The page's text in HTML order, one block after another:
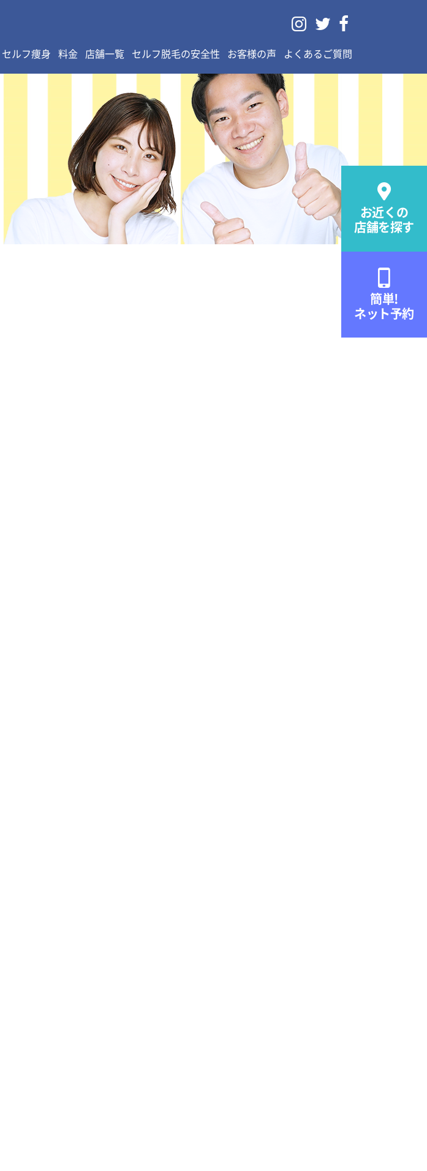
  
セルフ痩身 料金 店舗一覧 セルフ脱毛の安全性 お客様の声 よくあるご質問

お近くの
店舗を探す
簡単!
ネット予約